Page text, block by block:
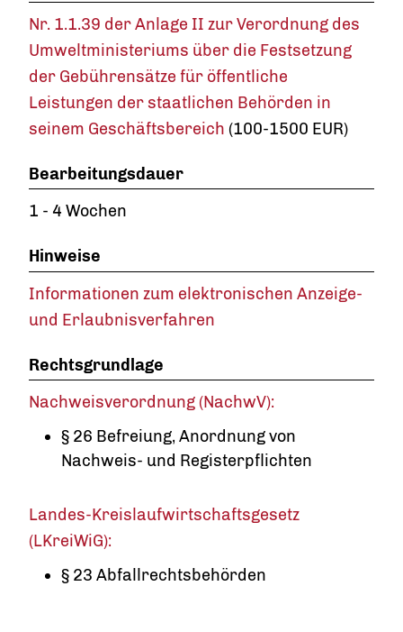
Nr. 1.1.39 der Anlage II zur Verordnung des
Umweltministeriums über die Festsetzung
der Gebührensätze für öffentliche
Leistungen der staatlichen Behörden in
seinem Geschäftsbereich (100-1500 EUR)
Bearbeitungsdauer
1 - 4 Wochen
Hinweise
Informationen zum elektronischen Anzeige-
und Erlaubnisverfahren
Rechtsgrundlage
Nachweisverordnung (NachwV):
§ 26 Befreiung, Anordnung von
Nachweis- und Registerpflichten
Landes-Kreislaufwirtschaftsgesetz
(LKreiWiG):
§ 23 Abfallrechtsbehörden